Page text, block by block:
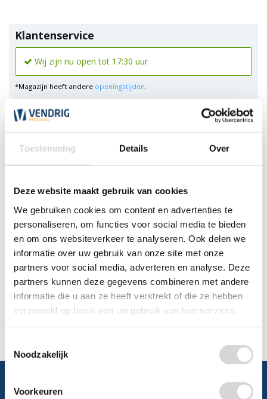
Toestemming Details Over
Deze website maakt gebruik van cookies
We gebruiken cookies om content en advertenties te
personaliseren, om functies voor social media te bieden
en om ons websiteverkeer te analyseren. Ook delen we
informatie over uw gebruik van onze site met onze
partners voor social media, adverteren en analyse. Deze
partners kunnen deze gegevens combineren met andere
informatie die u aan ze heeft verstrekt of die ze hebben
verzameld op basis van uw gebruik van hun services.
Noodzakelijk
Voorkeuren
Klantenservice
Wij zijn nu open tot 17:30 uur
*Magazijn heeft andere openingstijden.
0348 4791 95
Chat
WhatsApp 0348 479195
Mailen
Offerte aanvragen Vraag een speciale prijs op bij ons, wij
kijken naar de mogelijkheden.